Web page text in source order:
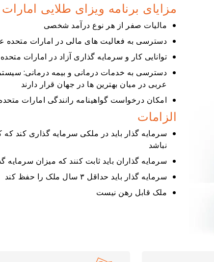
مزایای برنامه ویزای طلایی
مالیات صفر از هر نوع درآمد شخصی
دسترسی به فعالیت های مالی در امارات متحده
توانایی کار و سرمایه گذاری آزاد در امارات
دسترسی به خدمات درمانی و بیمه درمانی:
عربی در میان بهترین ها در جهان قرار دارند
امکان درخواست گواهینامه رانندگی امارات
الزامات
نباشد
سرمایه گذاران باید ثابت کنند که میزان سرمایه
سرمایه گذار باید حداقل ۳ سال ملک را حفظ کند
ملک قابل رهن نیست